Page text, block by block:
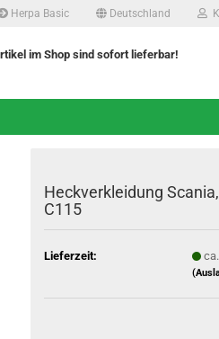
Herpa Basic Deutschland
im Shop sind sofort lieferbar!
Heckverkleidung
C115
Lieferzeit: